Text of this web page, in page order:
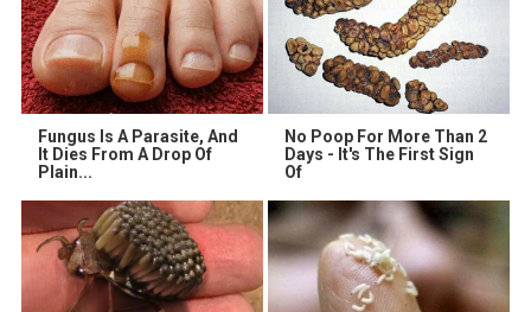
Fungus Is A Parasite, And
It Dies From A Drop Of
Plain...
No Poop For More Than 2
Days - It's The First Sign
Of